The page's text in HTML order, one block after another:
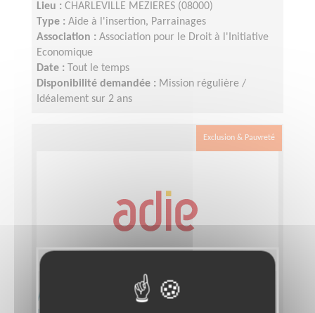
Lieu : CHARLEVILLE MEZIERES (08000)
Type : Aide à l'insertion, Parrainages
Association : Association pour le Droit à l'Initiative
Economique
Date :
Tout le temps
Disponibilité demandée : Mission régulière /
Idéalement sur 2 ans
Exclusion & Pauvreté
Aidez des micro-entrepreneurs sur